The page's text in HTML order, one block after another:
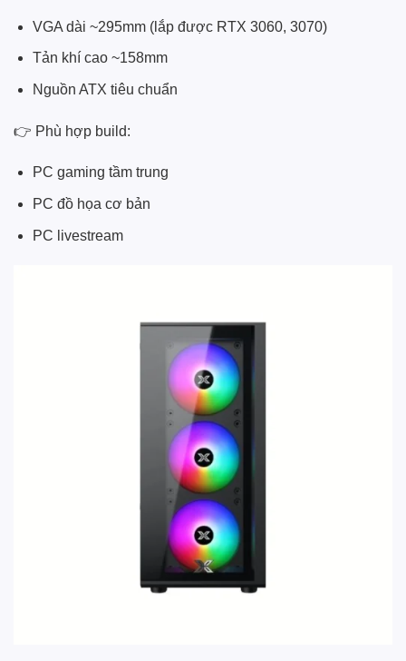
VGA dài ~295mm (lắp được RTX 3060, 3070)
Tản khí cao ~158mm
Nguồn ATX tiêu chuẩn
👉 Phù hợp build:
PC gaming tầm trung
PC đồ họa cơ bản
PC livestream